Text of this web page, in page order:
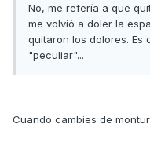
No, me refería a que
me volvió a doler la
quitaron los dolores. Es
"peculiar"...
Cuando cambies de